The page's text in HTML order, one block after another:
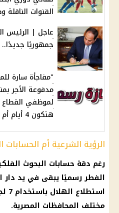
القنوات الناقلة
عاجل | الرئيس
جمهوريًا
"مفاجأة سارة
لموظفي
هتكون 4 أيام أم أكثر؟
الرؤية الشرعية أم الحسابات
رغم دقة حسابات البحوث
الفطررسميًا يبقى في يد دار
مختلف المحافظات المصرية.